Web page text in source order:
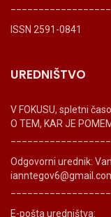
ISSN 2591-0841
UREDNIŠTVO
V FOKUSU, spletni
O TEM, KAR JE
Odgovorni urednik:
E-pošta uredništva: